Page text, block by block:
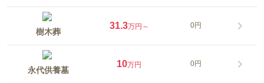
樹木葬
31.3万円～ 0円
永代供養墓
10万円 0円